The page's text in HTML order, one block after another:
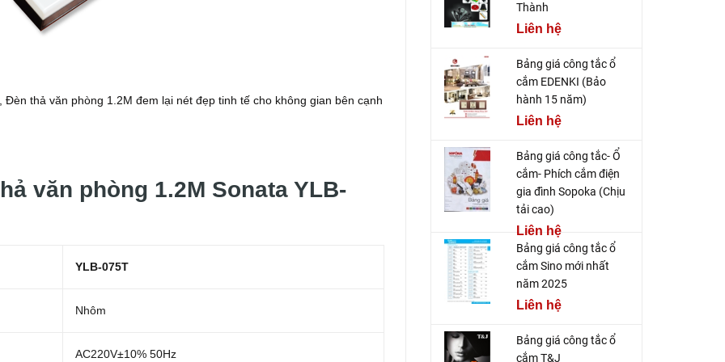
thả văn phòng 1.2M đem lại nét đẹp tinh tế cho không gian bên cạnh
văn phòng 1.2M Sonata YLB-
YLB-075T
Nhôm
AC220V±10% 50Hz
Thành
Liên hệ
Bảng giá công tắc ổ
cắm EDENKI (Bảo
hành 15 năm)
Liên hệ
Bảng giá công tắc- Ổ
cắm- Phích cắm điện
gia đình Sopoka (Chịu
tải cao)
Liên hệ
Bảng giá công tắc ổ
cắm Sino mới nhất
năm 2025
Liên hệ
Bảng giá công tắc ổ
cắm T&J